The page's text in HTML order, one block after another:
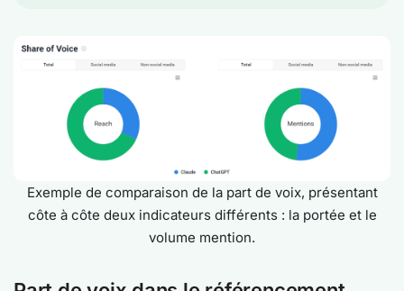
Exemple de comparaison de la part de voix, présentant
côte à côte deux indicateurs différents : la portée et le
volume mention.